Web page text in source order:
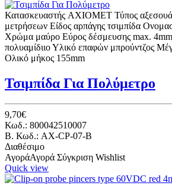
Κατασκευαστής AXIOMET Τύπος
μετρήσεων Είδος αρπάγης τσιμπίδα
Χρώμα μαύρο Εύρος δέσμευσης max.
πολυαμίδιιο Υλικό επαφών μπρούντζος
Ολικό μήκος 155mm
Τσιμπίδα Για Πολύμετρο
9,70€
Κωδ.: 800042510007
B. Κωδ.: AX-CP-07-B
Διαθέσιμο
ΑγοράΑγορά Σύγκριση Wishlist
Quick view